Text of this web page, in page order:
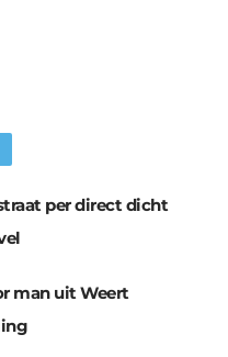
per direct dicht
man uit Weert